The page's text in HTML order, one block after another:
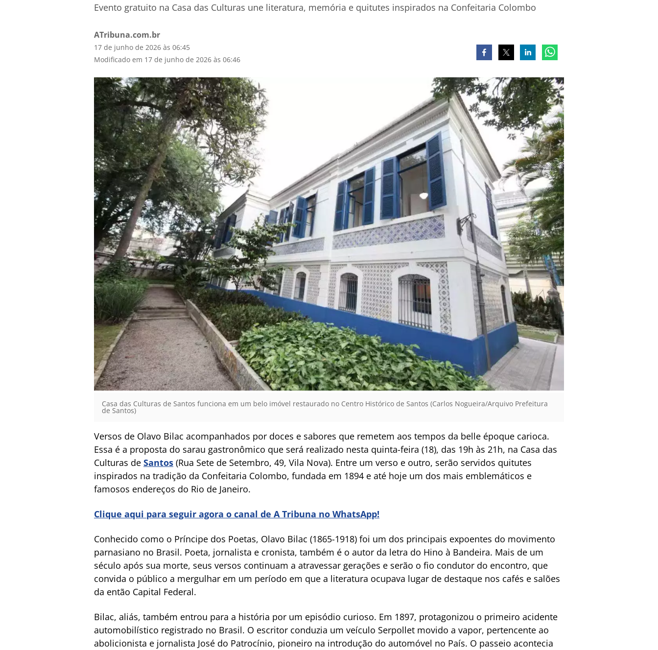
Evento gratuito na Casa das Culturas une literatura, memória e quitutes inspirados na Confeitaria Colombo
ATribuna.com.br
17 de junho de 2026 às 06:45
Modificado em 17 de junho de 2026 às 06:46
Casa das Culturas de Santos funciona em um belo imóvel restaurado no Centro Histórico de Santos (Carlos Nogueira/Arquivo Prefeitura
de Santos)
Versos de Olavo Bilac acompanhados por doces e sabores que remetem aos tempos da belle époque carioca.
Essa é a proposta do sarau gastronômico que será realizado nesta quinta-feira (18), das 19h às 21h, na Casa das
Culturas de Santos (Rua Sete de Setembro, 49, Vila Nova). Entre um verso e outro, serão servidos quitutes
inspirados na tradição da Confeitaria Colombo, fundada em 1894 e até hoje um dos mais emblemáticos e
famosos endereços do Rio de Janeiro.
Clique aqui para seguir agora o canal de A Tribuna no WhatsApp!
Conhecido como o Príncipe dos Poetas, Olavo Bilac (1865-1918) foi um dos principais expoentes do movimento
parnasiano no Brasil. Poeta, jornalista e cronista, também é o autor da letra do Hino à Bandeira. Mais de um
século após sua morte, seus versos continuam a atravessar gerações e serão o fio condutor do encontro, que
convida o público a mergulhar em um período em que a literatura ocupava lugar de destaque nos cafés e salões
da então Capital Federal.
Bilac, aliás, também entrou para a história por um episódio curioso. Em 1897, protagonizou o primeiro acidente
automobilístico registrado no Brasil. O escritor conduzia um veículo Serpollet movido a vapor, pertencente ao
abolicionista e jornalista José do Patrocínio, pioneiro na introdução do automóvel no País. O passeio acontecia